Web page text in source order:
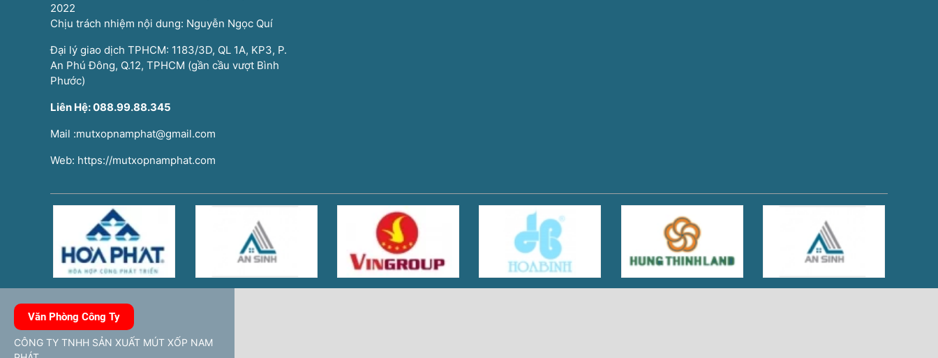
2022
Chịu trách nhiệm nội dung: Nguyễn Ngọc Quí
Đại lý giao dịch TPHCM: 1183/3D, QL 1A, KP3, P.
An Phú Đông, Q.12, TPHCM (gần cầu vượt Bình
Phước)
Liên Hệ: 088.99.88.345
Mail :mutxopnamphat@gmail.com
Web: https://mutxopnamphat.com
Văn Phòng Công Ty
CÔNG TY TNHH SẢN XUẤT MÚT XỐP NAM